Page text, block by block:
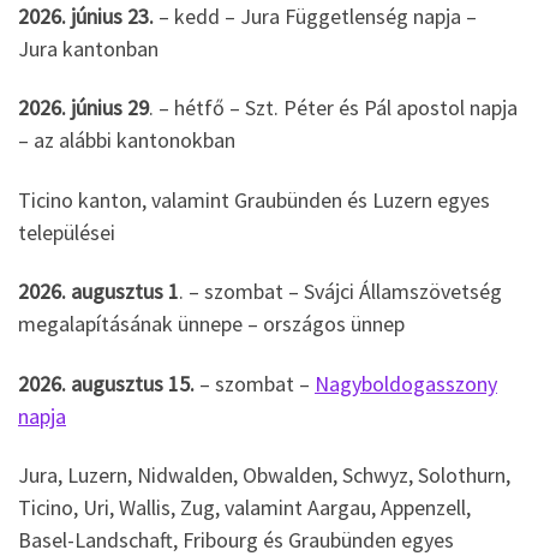
2026. június 23. – kedd – Jura Függetlenség napja –
Jura kantonban
2026. június 29. – hétfő – Szt. Péter és Pál apostol napja
– az alábbi kantonokban
Ticino kanton, valamint Graubünden és Luzern egyes
települései
2026. augusztus 1. – szombat – Svájci Államszövetség
megalapításának ünnepe – országos ünnep
2026. augusztus 15. – szombat – Nagyboldogasszony
napja
Jura, Luzern, Nidwalden, Obwalden, Schwyz, Solothurn,
Ticino, Uri, Wallis, Zug, valamint Aargau, Appenzell,
Basel-Landschaft, Fribourg és Graubünden egyes